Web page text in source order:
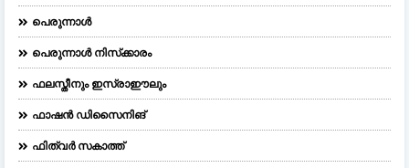
പെരുന്നാള്‍
പെരുന്നാള്‍ നിസ്‌ക്കാരം
ഫലസ്തീനും ഇസ്രാഈലും
ഫാഷന്‍ ഡിസൈനിങ്‌
ഫിത്വർ സകാത്ത്